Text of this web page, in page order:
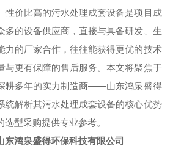
性价比高的污水处理成套设备是项目成
多的设备供应商，直接与具备研发、生
力的厂家合作，往往能获得更优的技术
与更有保障的售后服务。本文将聚焦于
耕多年的实力制造商——山东鸿泉盛得
统解析其污水处理成套设备的核心优势
型采购提供专业参考。
东鸿泉盛得环保科技有限公司